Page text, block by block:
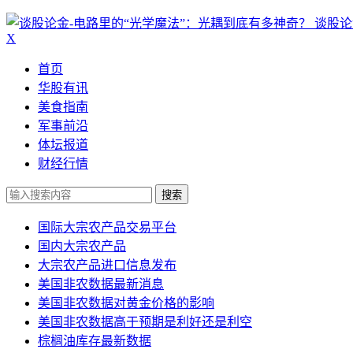
谈股
X
首页
华股有讯
美食指南
军事前沿
体坛报道
财经行情
搜索
国际大宗农产品交易平台
国内大宗农产品
大宗农产品进口信息发布
美国非农数据最新消息
美国非农数据对黄金价格的影响
美国非农数据高于预期是利好还是利空
棕榈油库存最新数据